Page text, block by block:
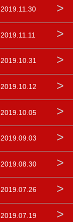
2019.11.30 >
2019.11.11 >
2019.10.31 >
2019.10.12 >
2019.10.05 >
2019.09.03 >
2019.08.30 >
2019.07.26 >
2019.07.19 >